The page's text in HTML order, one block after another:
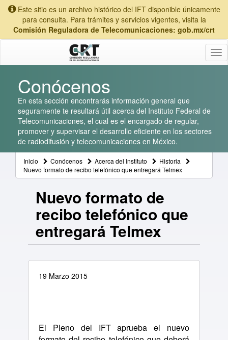
Este sitio es un archivo histórico del IFT disponible únicamente
para consulta. Para trámites y servicios vigentes, visita la
Comisión Reguladora de Telecomunicaciones: gob.mx/crt
Conócenos
En esta sección encontrarás información general que
seguramente te resultará útil acerca del Instituto Federal de
Telecomunicaciones, el cual es el encargado de regular,
promover y supervisar el desarrollo eficiente en los sectores
de radiodifusión y telecomunicaciones en México.
Inicio Conócenos Acerca del Instituto
Historia
Nuevo formato de recibo telefónico que entregará Telmex
Nuevo formato de
recibo telefónico que
entregará Telmex
19 Marzo 2015
El Pleno del IFT aprueba el nuevo